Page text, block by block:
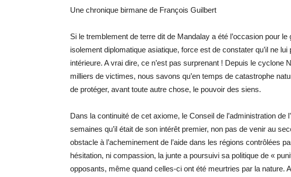
Une chronique birmane de François Guilbert
Si le tremblement de terre dit de Mandalay a été l’occasion pour
isolement diplomatique asiatique, force est de constater qu’il ne
intérieure. A vrai dire, ce n’est pas surprenant ! Depuis le cyclone
milliers de victimes, nous savons qu’en temps de catastrophe
de protéger, avant toute autre chose, le pouvoir des siens.
Dans la continuité de cet axiome, le Conseil de l’administration de
semaines qu’il était de son intérêt premier, non pas de venir au
obstacle à l’acheminement de l’aide dans les régions contrôlées
hésitation, ni compassion, la junte a poursuivi sa politique de «
opposants, même quand celles-ci ont été meurtries par la nature.